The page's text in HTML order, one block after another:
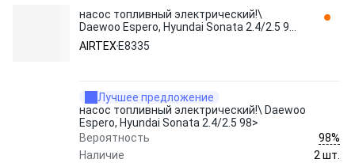
насос топливный электрический!\
Daewoo Espero, Hyundai Sonata 2.4/2.5 98>
E8335 AIRTEX
AIRTEX E8335
Лучшее предложение
насос топливный электрический!\ Daewoo
Espero, Hyundai Sonata 2.4/2.5 98>
Вероятность
98%
Наличие
2 шт.